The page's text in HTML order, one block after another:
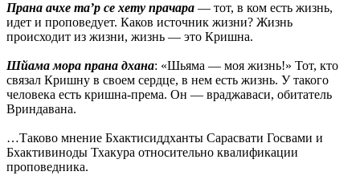
Прана ачхе та’р се хету прачара — тот, в ком есть жизнь,
идет и проповедует. Каков источник жизни? Жизнь
происходит из жизни, жизнь — это Кришна.
Шйама мора прана дхана: «Шьяма — моя жизнь!» Тот, кто
связал Кришну в своем сердце, в нем есть жизнь. У такого
человека есть кришна-према. Он — враджаваси, обитатель
Вриндавана.
…Таково мнение Бхактисиддханты Сарасвати Госвами и
Бхактивиноды Тхакура относительно квалификации
проповедника.